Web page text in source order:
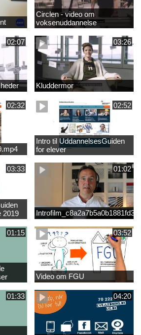
Circlen - video om
voksenuddannelse
02:07 03:26
Kluddermor
02:32 02:52
Intro til UddannelsesGuiden
for elever
03:33
2019
01:02
01:15 03:52
Video om FGU
01:33 04:20